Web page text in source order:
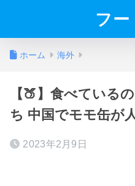
フー
ホーム 海外
【🍑】食べている
ち 中国でモモ缶が
2023年2月9日